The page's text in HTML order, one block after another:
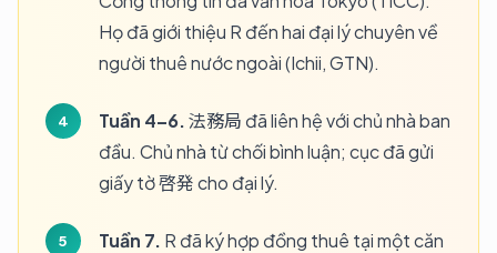
Họ đã giới thiệu R đến hai đại lý chuyên về
người thuê nước ngoài (Ichii, GTN).
Tuần 4–6.法務局 đã liên hệ với chủ nhà ban
đầu. Chủ nhà từ chối bình luận; cục đã gửi
giấy tờ 啓発 cho đại lý.
Tuần 7. R đã ký hợp đồng thuê tại một căn